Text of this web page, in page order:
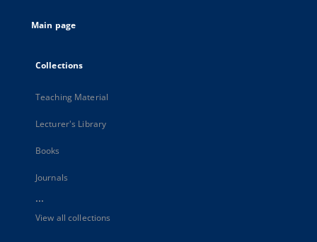
Main page
Collections
Teaching Material
Lecturer's Library
Books
Journals
...
View all collections